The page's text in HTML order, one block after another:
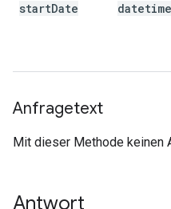
startDate datetime
Anfragetext
Mit dieser Methode keinen
Antwort